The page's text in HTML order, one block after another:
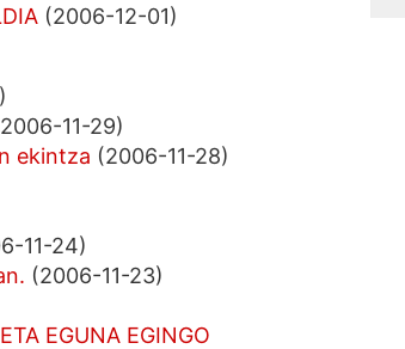
(2006-12-01)
11-29)
ekintza (2006-11-28)
11-24)
(2006-11-23)
EGUNA EGINGO